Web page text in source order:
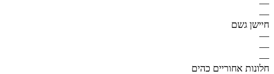
—
—
חיישן גשם
—
—
—
חלונות אחוריים כהים